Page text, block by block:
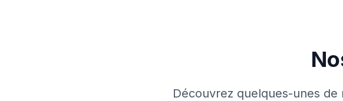
Découvrez quelques-unes